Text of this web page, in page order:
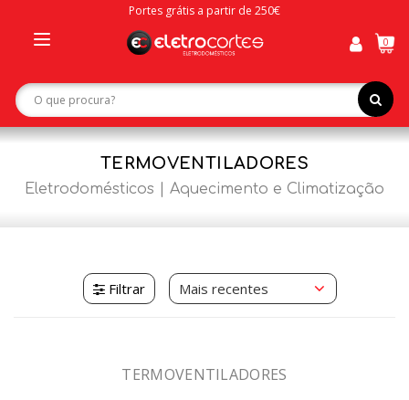
Portes grátis a partir de 250€
navigation
0
TERMOVENTILADORES
Eletrodomésticos Aquecimento e Climatização
Filtrar
TERMOVENTILADORES